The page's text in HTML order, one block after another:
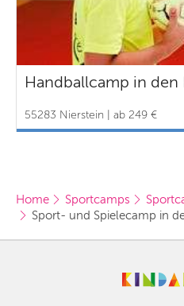
Handballcamp in den
55283 Nierstein | ab 249 €
Home Sportcamps
Sport- und Spielecamp in